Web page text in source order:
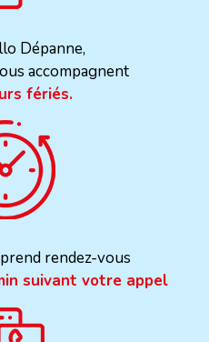
Dépanne,
accompagnent
fériés.
rendez-vous
suivant votre appel